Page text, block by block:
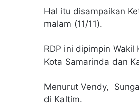
Hal itu disampaikan
malam (11/11).
RDP ini dipimpin
Kota Samarinda dan
Menurut Vendy,
di Kaltim.